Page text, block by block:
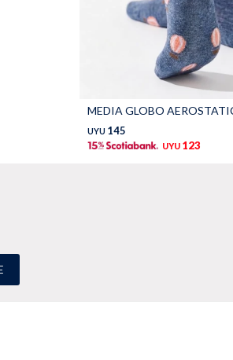
MEDIA GLOBO
UYU 145
UYU 123